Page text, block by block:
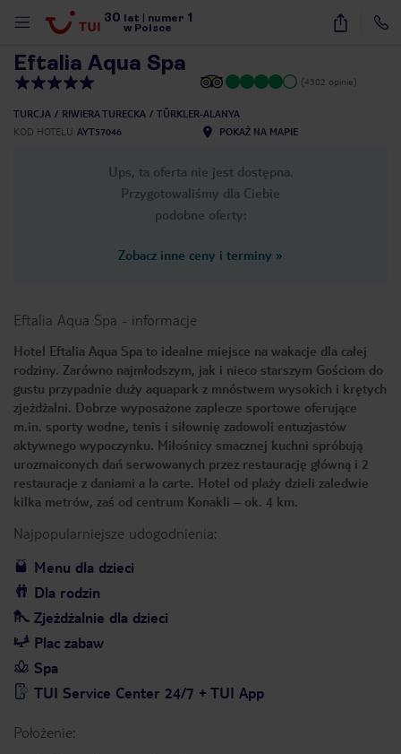
30 lat numer 1
w Polsce
24
Eftalia Aqua Spa
(4302 opinie)
TURCJA RIWIERA TURECKA
TÜRKLER-ALANYA
KOD HOTELU AYT57046 POKAŻ NA MAPIE
Ups, ta oferta nie jest dostępna.
Przygotowaliśmy dla Ciebie
podobne oferty:
Zobacz inne ceny i terminy »
Eftalia Aqua Spa - informacje
Hotel Eftalia Aqua Spa to idealne miejsce na wakacje dla całej
rodziny. Zarówno najmłodszym, jak i nieco starszym Gościom do
gustu przypadnie duży aquapark z mnóstwem wysokich i krętych
zjeżdżalni. Dobrze wyposażone zaplecze sportowe oferujące
m.in. sporty wodne, tenis i siłownię zadowoli entuzjastów
aktywnego wypoczynku. Miłośnicy smacznej kuchni spróbują
urozmaiconych dań serwowanych przez restaurację główną i 2
restauracje z daniami a la carte. Hotel od plaży dzieli zaledwie
kilka metrów, zaś od centrum Konakli – ok. 4 km.
Najpopularniejsze udogodnienia:
Menu dla dzieci
Dla rodzin
Zjeżdżalnie dla dzieci
Plac zabaw
Spa
TUI Service Center 24/7 + TUI App
Położenie: